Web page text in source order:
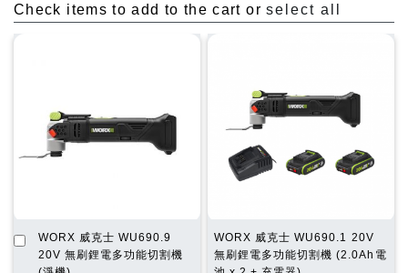
Check items to add to the cart orselect all
WORX 威克士 WU690.9
20V 無刷鋰電多功能切割機
加
入
WORX 威克士 WU690.1 20V
無刷鋰電多功能切割機 (2.0Ah電